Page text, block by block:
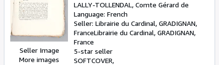
Seller Image
More images
Dijon, en qualité de Curateur à la
Mémoire du Comte de Lally son
père, le Samedi 16 Août 1783
LALLY-TOLLENDAL, Comte Gérard de
Language: French
Seller: Librairie du Cardinal, GRADIGNAN,
FranceLibrairie du Cardinal, GRADIGNAN,
France
5-star seller
SOFTCOVER